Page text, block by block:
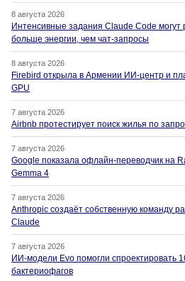
8 августа 2026
Интенсивные задания Claude Code могут
больше энергии, чем чат-запросы
8 августа 2026
Firebird открыла в Армении ИИ-центр и
GPU
7 августа 2026
Airbnb протестирует поиск жилья по
7 августа 2026
Google показала офлайн-переводчик на
Gemma 4
7 августа 2026
Anthropic создаёт собственную команду
Claude
7 августа 2026
ИИ-модели Evo помогли спроектировать
бактериофагов